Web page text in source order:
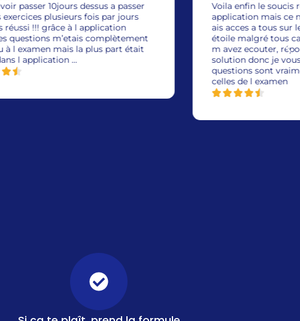
Voila enfin le soucis régler bon pas avec l
application mais ce n est qu un detail car j
ais acces a tous sur le site je vous met 5
étoile malgré tous car vous avez reagis et
m avez ecouter, répondu et trouvé une
solution donc je vous dit merci et les
questions sont vraiment bien et semblable a
il